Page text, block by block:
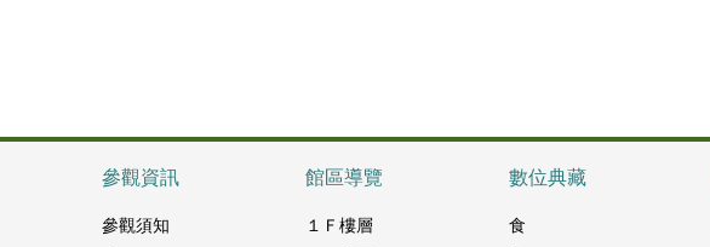
參觀資訊
參觀須知
館區導覽
１Ｆ樓層
數位典藏
食